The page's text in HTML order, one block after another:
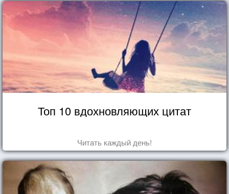
Топ 10 вдохновляющих цитат
Читать каждый день!